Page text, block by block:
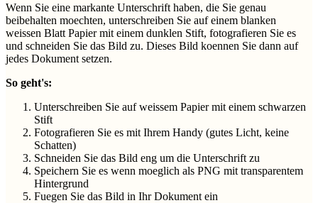
Wenn Sie eine markante Unterschrift haben, die Sie genau
beibehalten moechten, unterschreiben Sie auf einem blanken
weissen Blatt Papier mit einem dunklen Stift, fotografieren Sie es
und schneiden Sie das Bild zu. Dieses Bild koennen Sie dann auf
jedes Dokument setzen.
So geht's:
Unterschreiben Sie auf weissem Papier mit einem schwarzen
Stift
Fotografieren Sie es mit Ihrem Handy (gutes Licht, keine
Schatten)
Schneiden Sie das Bild eng um die Unterschrift zu
Speichern Sie es wenn moeglich als PNG mit transparentem
Hintergrund
Fuegen Sie das Bild in Ihr Dokument ein